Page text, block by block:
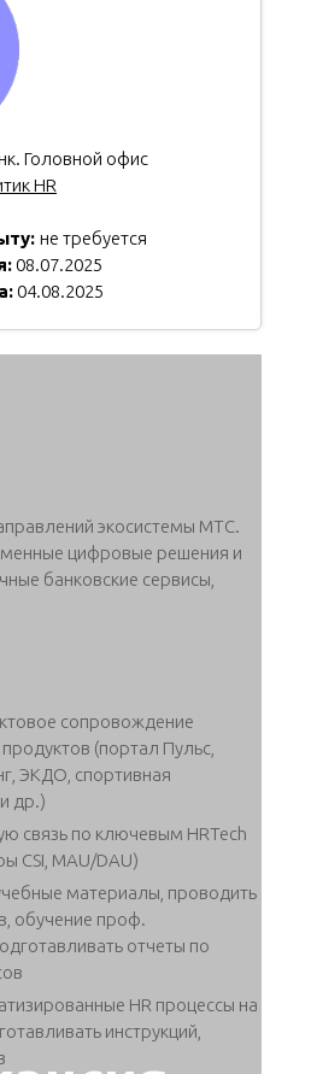
Головной офис
HR
не требуется
08.07.2025
04.08.2025
экосистемы МТС.
цифровые решения и
банковские сервисы,
сопровождение
(портал Пульс,
ЭКДО, спортивная
др.)
связь по ключевым HRTech
CSI, MAU/DAU)
материалы, проводить
обучение проф.
отчеты по
HR процессы на
инструкций,